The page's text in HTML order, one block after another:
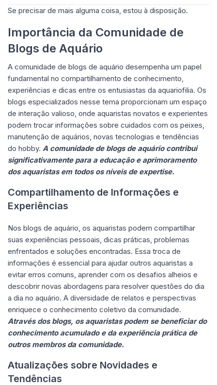
Se precisar de mais alguma coisa, estou à disposição.
Importância da Comunidade de
Blogs de Aquário
A comunidade de blogs de aquário desempenha um papel
fundamental no compartilhamento de conhecimento,
experiências e dicas entre os entusiastas da aquariofilia. Os
blogs especializados nesse tema proporcionam um espaço
de interação valioso, onde aquaristas novatos e experientes
podem trocar informações sobre cuidados com os peixes,
manutenção de aquários, novas tecnologias e tendências
do hobby. A comunidade de blogs de aquário contribui
significativamente para a educação e aprimoramento
dos aquaristas em todos os níveis de expertise.
Compartilhamento de Informações e
Experiências
Nos blogs de aquário, os aquaristas podem compartilhar
suas experiências pessoais, dicas práticas, problemas
enfrentados e soluções encontradas. Essa troca de
informações é essencial para ajudar outros aquaristas a
evitar erros comuns, aprender com os desafios alheios e
descobrir novas abordagens para resolver questões do dia
a dia no aquário. A diversidade de relatos e perspectivas
enriquece o conhecimento coletivo da comunidade.
Através dos blogs, os aquaristas podem se beneficiar do
conhecimento acumulado e da experiência prática de
outros membros da comunidade.
Atualizações sobre Novidades e
Tendências